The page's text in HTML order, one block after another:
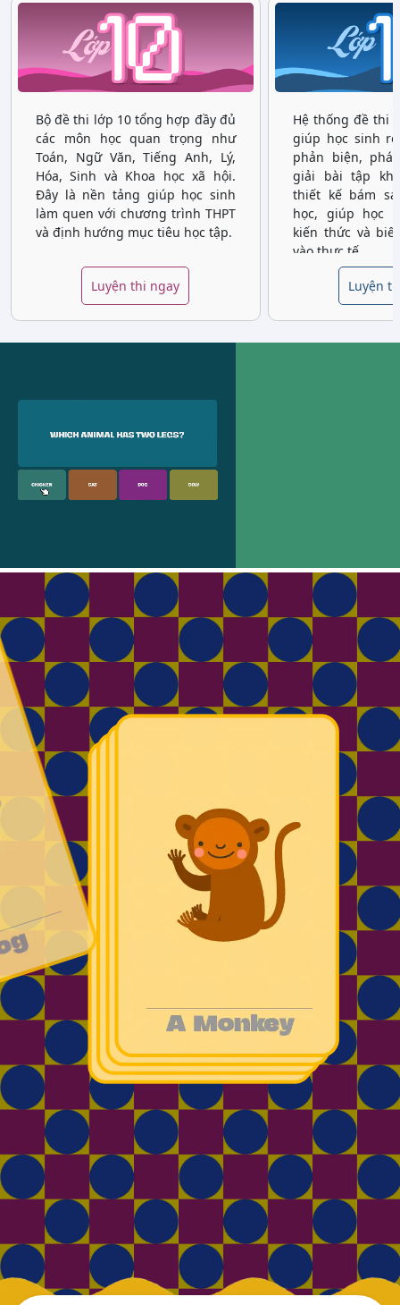
Bộ đề thi lớp 10 tổng hợp đầy đủ
các môn học quan trọng như
Toán, Ngữ Văn, Tiếng Anh, Lý,
Hóa, Sinh và Khoa học xã hội.
Đây là nền tảng giúp học sinh
làm quen với chương trình THPT
và định hướng mục tiêu học tập.
Luyện thi ngay
Hệ thống đề thi
giúp học sinh
phản biện,
giải bài tập
thiết kế bám
học, giúp học
kiến thức và
vào thực tế.
Luyện